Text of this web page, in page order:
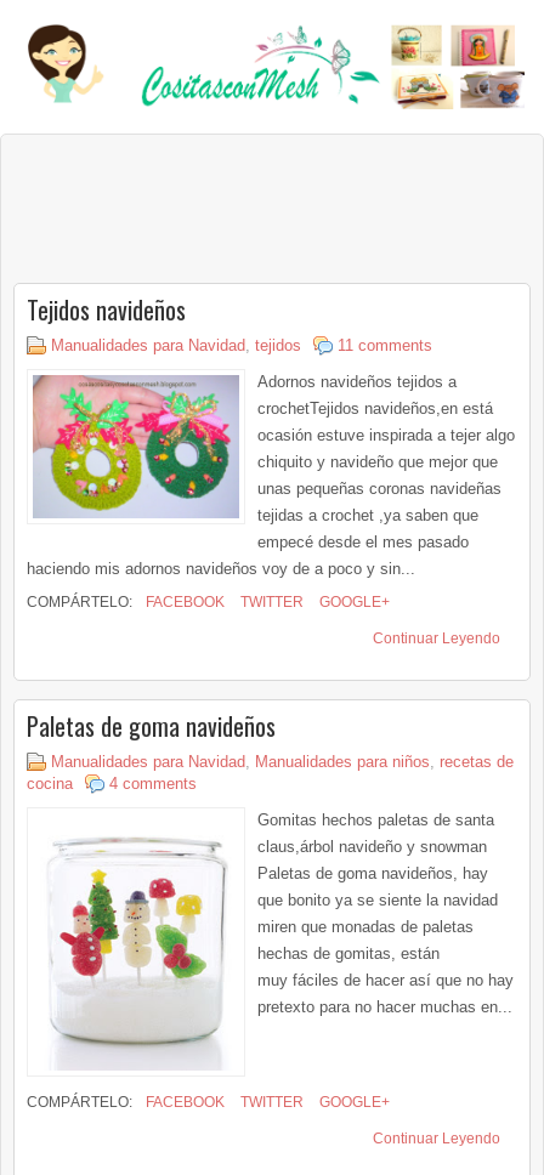
Tejidos navideños
Manualidades para Navidad tejidos
11 comments
Adornos navideños tejidos a
crochetTejidos navideños,en está
ocasión estuve inspirada a tejer algo
chiquito y navideño que mejor que
unas pequeñas coronas navideñas
tejidas a crochet ,ya saben que
empecé desde el mes pasado
haciendo mis adornos navideños voy de a poco y sin...
COMPÁRTELO: FACEBOOK TWITTER GOOGLE+
Continuar Leyendo
Paletas de goma navideños
Manualidades para Navidad Manualidades para niños
recetas de
cocina
4 comments
Gomitas hechos paletas de santa
claus,árbol navideño y snowman
Paletas de goma navideños, hay
que bonito ya se siente la navidad
miren que monadas de paletas
hechas de gomitas, están
muy fáciles de hacer así que no hay
pretexto para no hacer muchas en...
COMPÁRTELO: FACEBOOK TWITTER GOOGLE+
Continuar Leyendo